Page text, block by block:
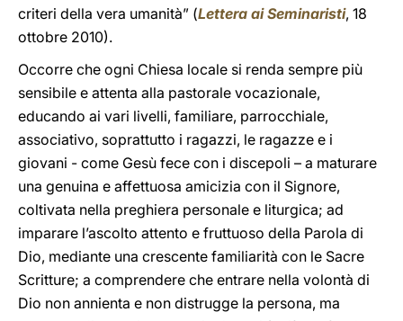
criteri della vera umanità” (Lettera ai Seminaristi, 18
ottobre 2010).
Occorre che ogni Chiesa locale si renda sempre più
sensibile e attenta alla pastorale vocazionale,
educando ai vari livelli, familiare, parrocchiale,
associativo, soprattutto i ragazzi, le ragazze e i
giovani - come Gesù fece con i discepoli – a maturare
una genuina e affettuosa amicizia con il Signore,
coltivata nella preghiera personale e liturgica; ad
imparare l’ascolto attento e fruttuoso della Parola di
Dio, mediante una crescente familiarità con le Sacre
Scritture; a comprendere che entrare nella volontà di
Dio non annienta e non distrugge la persona, ma